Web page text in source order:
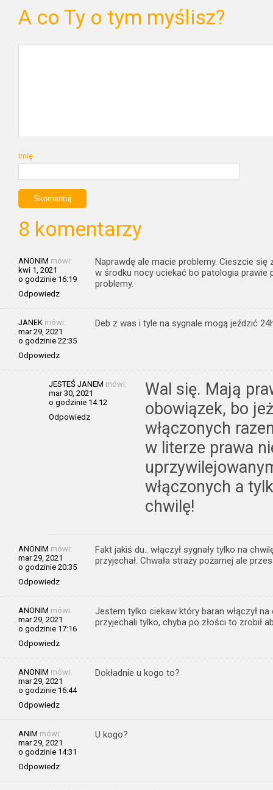
A co Ty o tym myślisz?
Imię
8 komentarzy
ANONIM mówi:
kwi 1, 2021
o godzinie 16:19
Odpowiedz
Naprawdę ale macie problemy. Cieszcie się
w środku nocy uciekać bo patologia prawie
problemy.
JANEK mówi:
mar 29, 2021
o godzinie 22:35
Odpowiedz
Deb z was i tyle na sygnale mogą jeździć
JESTEŚ JANEM mówi:
mar 30, 2021
o godzinie 14:12
Odpowiedz
Wal się. Mają
obowiązek, bo
włączonych
w literze prawa
włączonych a
chwilę!
ANONIM mówi:
mar 29, 2021
o godzinie 20:35
Odpowiedz
Fakt jakiś du.. włączył sygnały tylko na
przyjechał. Chwała straży pożarnej ale
ANONIM mówi:
mar 29, 2021
o godzinie 17:16
Odpowiedz
Jestem tylko ciekaw który baran włączył
przyjechali tylko, chyba po złości to zrobił
ANONIM mówi:
mar 29, 2021
o godzinie 16:44
Odpowiedz
Dokładnie u kogo to?
ANIM mówi:
mar 29, 2021
o godzinie 14:31
Odpowiedz
U kogo?